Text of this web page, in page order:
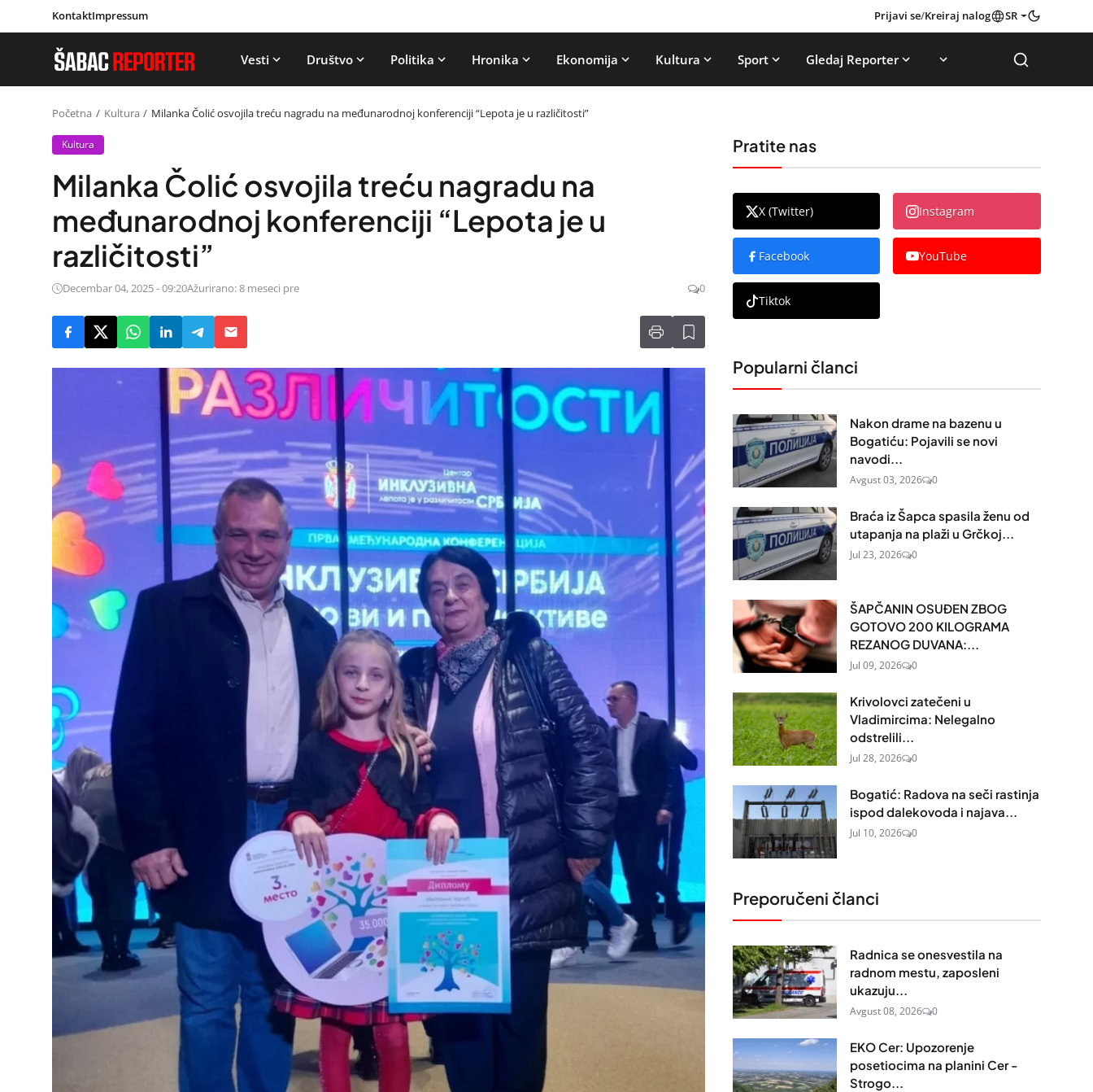
KontaktImpressum Prijavi se/Kreiraj nalog SR
Vesti Društvo Politika Hronika Ekonomija Kultura Sport Gledaj Reporter
Početna Kultura Milanka Čolić osvojila treću nagradu na međunarodnoj konferenciji “Lepota je u različitosti”
Kultura
Milanka Čolić osvojila treću nagradu na
međunarodnoj konferenciji “Lepota je u
različitosti”
Decembar 04, 2025 - 09:20Ažurirano: 8 meseci pre 0
Pratite nas
X (Twitter) Instagram
Facebook YouTube
Tiktok
Popularni članci
Nakon drame na bazenu u
Bogatiću: Pojavili se novi
navodi...
Avgust 03, 2026 0
Braća iz Šapca spasila ženu od
utapanja na plaži u Grčkoj...
Jul 23, 2026 0
ŠAPČANIN OSUĐEN ZBOG
GOTOVO 200 KILOGRAMA
REZANOG DUVANA:...
Jul 09, 2026 0
Krivolovci zatečeni u
Vladimircima: Nelegalno
odstrelili...
Jul 28, 2026 0
Bogatić: Radova na seči rastinja
ispod dalekovoda i najava...
Jul 10, 2026 0
Preporučeni članci
Radnica se onesvestila na
radnom mestu, zaposleni
ukazuju...
Avgust 08, 2026 0
EKO Cer: Upozorenje
posetiocima na planini Cer -
Strogo...